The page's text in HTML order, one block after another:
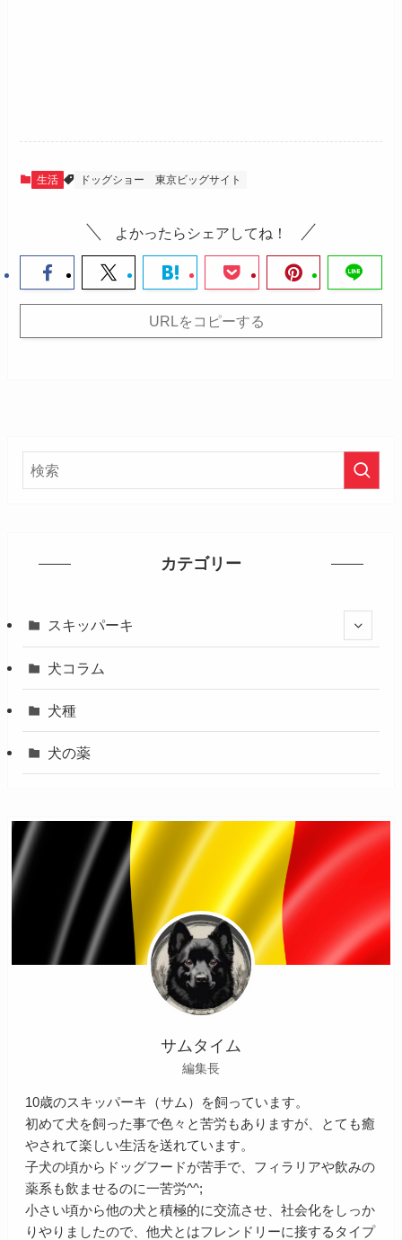
生活 ドッグショー 東京ビッグサイト
よかったらシェアしてね！
URLをコピーする
カテゴリー
スキッパーキ
犬コラム
犬種
犬の薬
サムタイム
編集長
10歳のスキッパーキ（サム）を飼っています。
初めて犬を飼った事で色々と苦労もありますが、とても癒
やされて楽しい生活を送れています。
子犬の頃からドッグフードが苦手で、フィラリアや飲みの
薬系も飲ませるのに一苦労^^;
小さい頃から他の犬と積極的に交流させ、社会化をしっか
りやりましたので、他犬とはフレンドリーに接するタイプ